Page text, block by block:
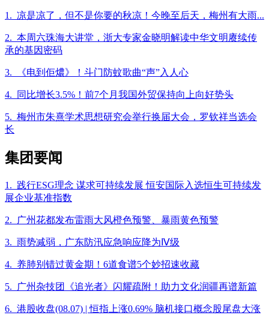
1. 凉是凉了，但不是你要的秋凉！今晚至后天，梅州有大雨...
2. 本周六珠海大讲堂，浙大专家金晓明解读中华文明赓续传
承的基因密码
3. 《电到佢燶》！斗门防蚊歌曲“声”入人心
4. 同比增长3.5%！前7个月我国外贸保持向上向好势头
5. 梅州市朱熹学术思想研究会举行换届大会，罗钦祥当选会
长
集团要闻
1. 践行ESG理念 谋求可持续发展 恒安国际入选恒生可持续发
展企业基准指数
2. 广州花都发布雷雨大风橙色预警、暴雨黄色预警
3. 雨势减弱，广东防汛应急响应降为Ⅳ级
4. 养肺别错过黄金期！6道食谱5个妙招速收藏
5. 广州杂技团《追光者》闪耀疏附！助力文化润疆再谱新篇
6. 港股收盘(08.07) | 恒指上涨0.69% 脑机接口概念股尾盘大涨